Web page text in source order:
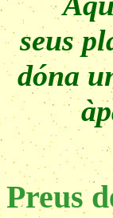
seus
dóna
Preus